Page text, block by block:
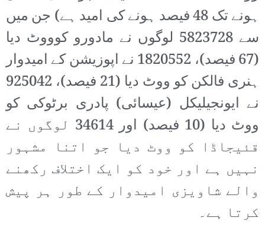
ہونے تک 48 فیصد ہونے کی امید ہے) جن میں
سے 5823728 لوگوں نے مادورو کوووٹ دیا
(67 فیصد)، 1820552 نے اپوزیشن کے امیدوار
ہنری فالکن کو ووٹ دیا (21 فیصد)، 925042
نے ایونجیلیکل (عیسائی) پادری برٹوکی کو
ووٹ دیا (10 فیصد) اور 34614 لوگوں نے
قئیجاڈا کو ووٹ دیا جو اتنا مشہور
نہیں ہے اور خود کو ایک اختلاف رکھنے
والے شاویزی امیدوار کے طور ہر پیش
کرتا ہے۔